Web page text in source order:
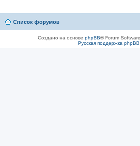
Список форумов
Создано на основе phpBB® Forum
Русская поддержка phpBB